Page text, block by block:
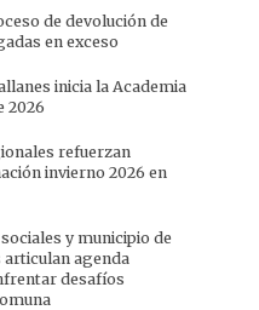
de devolución de
en exceso
inicia la Academia
2026
refuerzan
invierno 2026 en
y municipio de
articulan agenda
desafíos